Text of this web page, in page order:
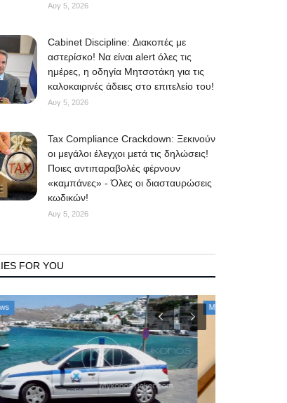
Αυγ 5, 2026
Cabinet Discipline: Διακοπές με
αστερίσκο! Να είναι alert όλες τις
ημέρες, η οδηγία Μητσοτάκη για τις
καλοκαιρινές άδειες στο επιτελείο του!
Αυγ 5, 2026
Tax Compliance Crackdown: Ξεκινούν
οι μεγάλοι έλεγχοι μετά τις δηλώσεις!
Ποιες αντιπαραβολές φέρνουν
«καμπάνες» - Όλες οι διασταυρώσεις
κωδικών!
Αυγ 5, 2026
FOR YOU
News